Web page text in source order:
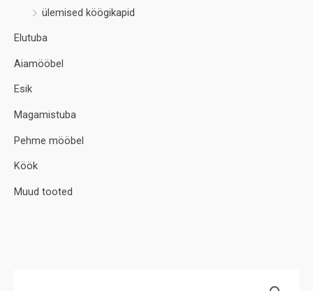
ülemised köögikapid
Elutuba
Aiamööbel
Esik
Magamistuba
Pehme mööbel
Köök
Muud tooted